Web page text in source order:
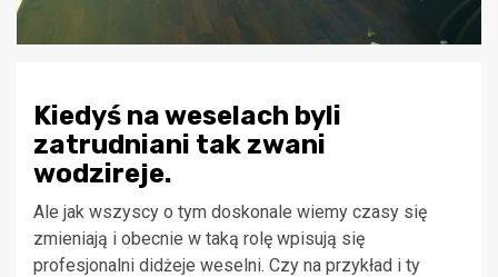
Kiedyś na weselach byli
zatrudniani tak zwani
wodzireje.
Ale jak wszyscy o tym doskonale wiemy czasy się
zmieniają i obecnie w taką rolę wpisują się
profesjonalni didżeje weselni. Czy na przykład i ty